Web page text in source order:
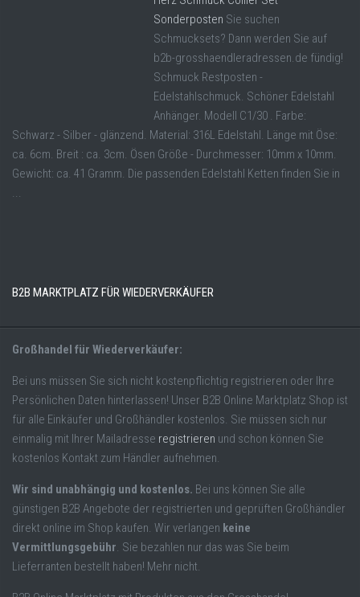
Sonderposten Sie suchen
Schmucksets? Dann werden Sie auf
b2b-grosshaendleradressen.de fündig!
Schmuck Restposten -
Edelstahlschmuck. Schöner Edelstahl
Anhänger. Modell C1/30 . Farbe:
Schwarz - Silber - glänzend. Material: 316L Edelstahl. Länge mit Öse:
ca. 6cm. Breit : ca. 3cm. Ösen Größe - Durchmesser: 10mm x 10mm.
Gewicht: ca. 41 Gramm. Die passenden Edelstahl Ketten finden Sie in
...
B2B MARKTPLATZ FÜR WIEDERVERKÄUFER
Großhandel für Wiederverkäufer:
Bei uns müssen Sie sich nicht kostenpflichtig registrieren oder Ihre
Persönlichen Daten hinterlassen! Unser B2B Online Marktplatz Shop ist
für alle Einkäufer und Großhändler kostenlos. Sie müssen sich nur
einmalig mit Ihrer Mailadresse registrieren und schon können Sie
kostenlos Kontakt zum Händler aufnehmen.
Wir sind unabhängig und kostenlos. Bei uns können Sie alle
günstigen B2B Angebote der registrierten und geprüften Großhändler
direkt online im Shop kaufen. Wir verlangen keine
Vermittlungsgebühr. Sie bezahlen nur das was Sie beim
Lieferranten bestellt haben! Mehr nicht.